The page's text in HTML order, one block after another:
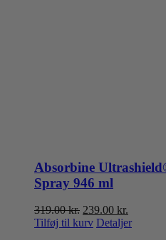
Absorbine
Spray 946 ml
319.00kr. Den
oprindelige
239.00 kr.
aktuelle
Tilføj til kurv Detaljer